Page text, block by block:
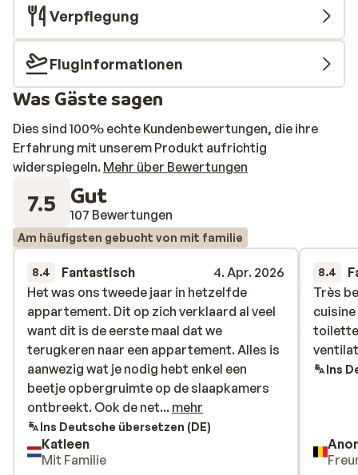
Verpflegung
Fluginformationen
Was Gäste sagen
Dies sind 100% echte Kundenbewertungen, die ihre
Erfahrung mit unserem Produkt aufrichtig
widerspiegeln. Mehr über Bewertungen
7.5 Gut
107 Bewertungen
Am häufigsten gebucht von mit familie
8.4 Fantastisch
4. Apr. 2026
Het was ons tweede jaar in hetzelfde
appartement. Dit op zich verklaard al veel
want dit is de eerste maal dat we
terugkeren naar een appartement. Alles is
aanwezig wat je nodig hebt enkel een
beetje opbergruimte op de slaapkamers
ontbreekt. Ook de netheid was dit jaar
minder. Niet alles was even netjes gekuist
en opgeruimd. Jammer genoeg werkte de
grote douchekop niet in één van de
Het was ons tweede jaar in hetzelfde
appartement. Dit op zich verklaard al veel
want dit is de eerste maal dat we
terugkeren naar een appartement. Alles is
aanwezig wat je nodig hebt enkel een
beetje opbergruimte op de slaapkamers
ontbreekt. Ook de net... mehr
Ins Deutsche übersetzen (DE)
Katleen
Mit Familie
8.4
Très
toilette
Très
toilette
Ins